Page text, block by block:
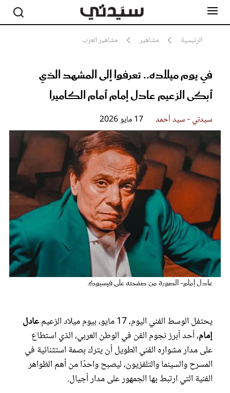
الرئيسية مشاهير مشاهير العرب
في يوم ميلاده.. تعرفوا إلى المشهد الذي
أبكى الزعيم عادل إمام أمام الكاميرا
سيدتي - سيد أحمد 17 مايو 2026
عادل إمام- الصورة من صفحته على فيسبوك
يحتفل الوسط الفني اليوم، 17 مايو، بيوم ميلاد الزعيمعادل
إمام، أحد أبرز نجوم الفن في الوطن العربي، الذي استطاع
على مدار مشواره الفني الطويل أن يترك بصمة استثنائية في
المسرح والسينما والتلفزيون، ليصبح واحدًا من أهم الظواهر
الفنية التي ارتبط بها الجمهور على مدار أجيال.
مشاهير
أناقة
جمال
سيدتي وطفلك
لايف ستايل
بلس+
مطبخ سيدتي
مقالات الرأي
ستايل
تقارير
عروس سيدتي
مجلة سيدتي